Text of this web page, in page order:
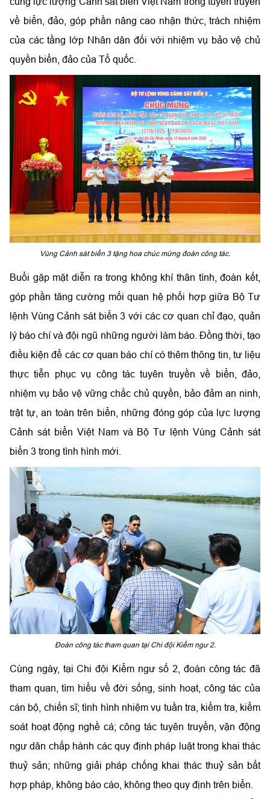
về biển, đảo, góp phần nâng cao nhận thức, trách nhiệm
của các tầng lớp Nhân dân đối với nhiệm vụ bảo vệ chủ
quyền biển, đảo của Tổ quốc.
Vùng Cảnh sát biển 3 tặng hoa chúc mừng đoàn công tác.
Buổi gặp mặt diễn ra trong không khí thân tình, đoàn kết,
góp phần tăng cường mối quan hệ phối hợp giữa Bộ Tư
lệnh Vùng Cảnh sát biển 3 với các cơ quan chỉ đạo, quản
lý báo chí và đội ngũ những người làm báo. Đồng thời, tạo
điều kiện để các cơ quan báo chí có thêm thông tin, tư liệu
thực tiễn phục vụ công tác tuyên truyền về biển, đảo,
nhiệm vụ bảo vệ vững chắc chủ quyền, bảo đảm an ninh,
trật tự, an toàn trên biển, những đóng góp của lực lượng
Cảnh sát biển Việt Nam và Bộ Tư lệnh Vùng Cảnh sát
biển 3 trong tình hình mới.
Đoàn công tác tham quan tại Chi đội Kiểm ngư 2.
Cùng ngày, tại Chi đội Kiểm ngư số 2, đoàn công tác đã
tham quan, tìm hiểu về đời sống, sinh hoạt, công tác của
cán bộ, chiến sĩ; tình hình nhiệm vụ tuần tra, kiểm tra, kiểm
soát hoạt động nghề cá; công tác tuyên truyền, vận động
ngư dân chấp hành các quy định pháp luật trong khai thác
thuỷ sản; những giải pháp chống khai thác thuỷ sản bất
hợp pháp, không báo cáo, không theo quy định trên biển.